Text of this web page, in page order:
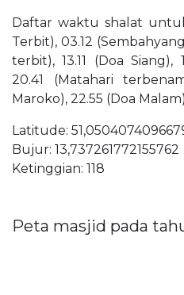
Daftar waktu shalat
Terbit), 03.12
terbit), 13.11 (Doa Siang),
20.41 (Matahari
Maroko), 22.55 (Doa
Latitude:
Bujur: 13,737261772155762
Ketinggian: 118
Peta masjid pada